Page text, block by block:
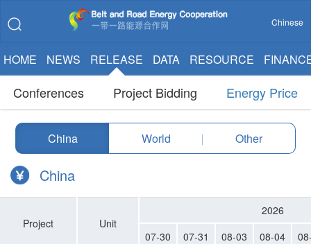
Chinese
HOME NEWS RELEASE DATA RESOURCE
Conferences Project Bidding Energy Price
China World | Other
China
Project Unit
2026
07-30
07-31 08-03 08-04